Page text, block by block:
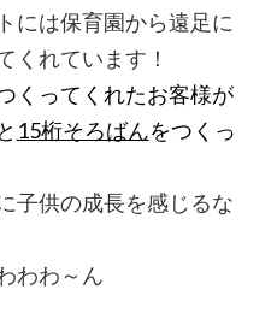
には保育園から遠足に
くれています！
くってくれたお客様が
15桁そろばんをつくっ
子供の成長を感じるな
わわ～ん